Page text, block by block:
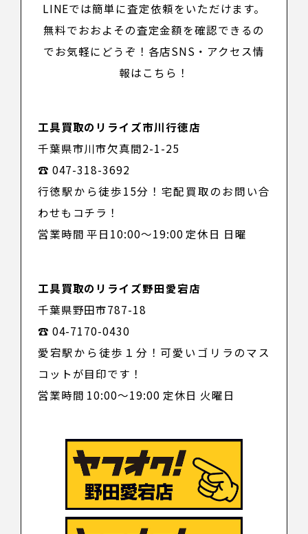
LINEでは簡単に査定依頼をいただけます。
無料でおおよその査定金額を確認できるの
でお気軽にどうぞ！ 各店SNS・アクセス情
報はこちら！
工具買取のリライズ市川行徳店
千葉県市川市欠真間2-1-25
☎ 047-318-3692
行徳駅から徒歩15分！宅配買取のお問い合
わせもコチラ！
営業時間 平日10:00～19:00 定休日 日曜
工具買取のリライズ野田愛宕店
千葉県野田市787-18
☎ 04-7170-0430
愛宕駅から徒歩１分！可愛いゴリラのマス
コットが目印です！
営業時間 10:00～19:00 定休日 火曜日